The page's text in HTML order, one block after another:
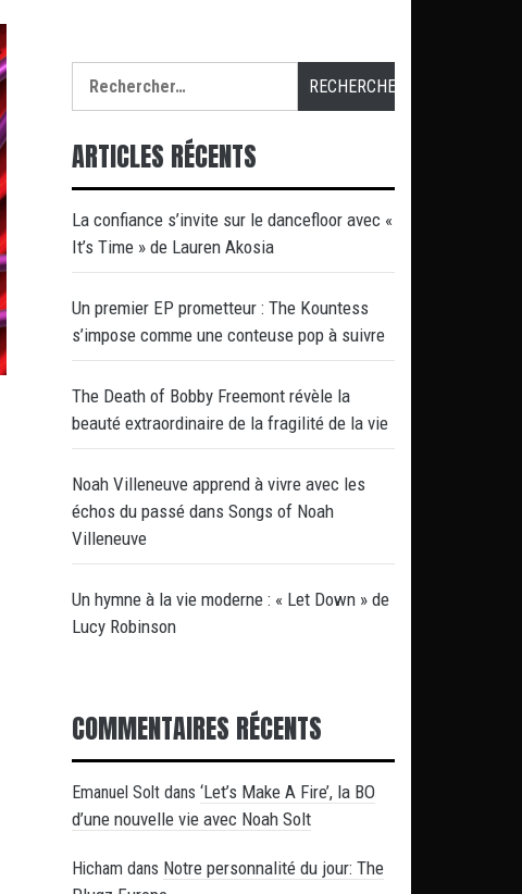
ARTICLES RÉCENTS
La confiance s’invite sur le dancefloor avec «
It’s Time » de Lauren Akosia
Un premier EP prometteur : The Kountess
s’impose comme une conteuse pop à suivre
The Death of Bobby Freemont révèle la
beauté extraordinaire de la fragilité de la vie
Noah Villeneuve apprend à vivre avec les
échos du passé dans Songs of Noah
Villeneuve
Un hymne à la vie moderne : « Let Down » de
Lucy Robinson
COMMENTAIRES RÉCENTS
Emanuel Solt dans ‘Let’s Make A Fire’, la BO
d’une nouvelle vie avec Noah Solt
Hicham dans Notre personnalité du jour: The